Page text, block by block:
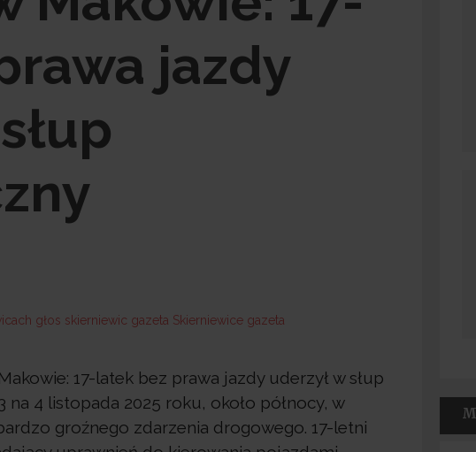
jazdy
17-latek bez prawa jazdy uderzył w słup
4 listopada 2025 roku, około północy, w
groźnego zdarzenia drogowego. 17-letni